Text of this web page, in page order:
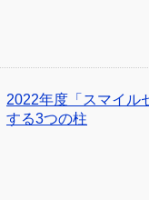
2022年度「スマイル
する3つの柱